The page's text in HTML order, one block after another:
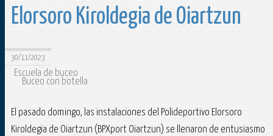
Elorsoro Kiroldegia de Oiartzun
30/11/2023
Escuela de buceo
Buceo con botella
El pasado domingo, las instalaciones del Polideportivo Elorsoro
Kiroldegia de Oiartzun (BPXport Oiartzun) se llenaron de entusiasmo